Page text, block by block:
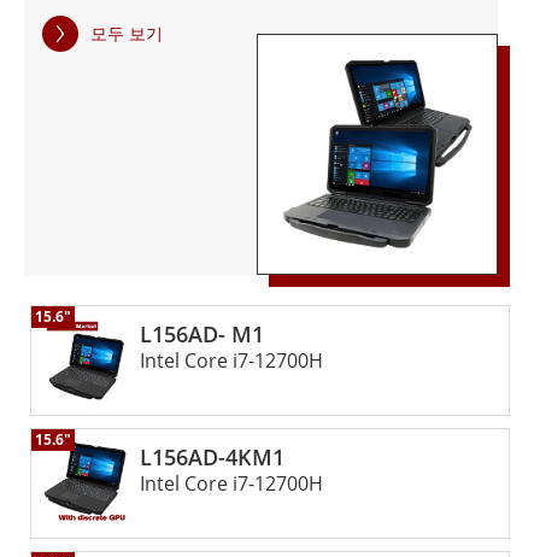
해 엄격한 테스트를 거쳤습니다. 이 인증은 신뢰성이 타협할 수
없는 고위험 환경에서 운영 무결성을 보장합니다. Winmate 러
기드 노트북 L156 시리즈는 인텔부터 NVIDIA까지 다양한 그래
픽 카드 옵션도 제공합니다. 최첨단 노트북 워크스테이션을 구
동하는 데 탁월한 성능을 발휘하는 것으로 유명한 NVIDIA
T1000 및 A2000과 같은 강력한 GPU를 갖춘 Winmate의 제품은
엔지니어링 및 디자인에서 콘텐츠 제작에 이르기까지 다양한 분
야에 적합합니다. 마찬가지로 인텔 A370M으로 대표되는 인텔
의 고급 그래픽 카드의 통합은 최고 수준의 성능을 요구하는 산
업 환경에 맞춤형 이점을 제공합니다. Winmate는 일반적인 컴
북 시리즈를 제공합니다. Winmate는 최신 애플리케이션을 처
리할 수 있고, 어디에 있든 연결이 가능하며, 다양한 극한 환경에
서도 기능을 유지하면서 장시간 지속되는 성능을 갖춘 컴퓨터에
습니다. 또한 Winmate의 최첨단 GPU 기술 도입은 강력한 GPU
가 방대한 양의 데이터를 로컬에서 처리하고 중요한 애플리케이
션의 효율성과 응답성을 향상시키는 데 중추적인 역할을 하는
엣지 AI 컴퓨팅의 추세와도 일치합니다. Winmate의 러기드 노
트북을 통해 전문가들은 GPU 가속 컴퓨팅의 강력한 성능을 활
모두 보기
L156AD- M1
15.6"
Intel Core i7-12700H
L156AD-4KM1
15.6"
Intel Core i7-12700H